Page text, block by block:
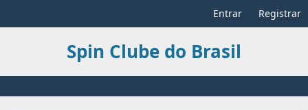
Entrar Registrar
Spin Clube do Brasil